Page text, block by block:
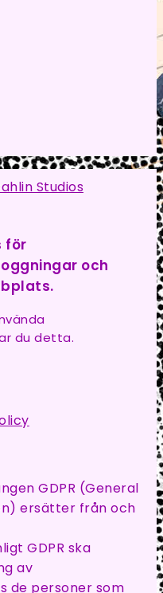
Studios
för
och
du detta.
GDPR (General
ersätter från och
GDPR ska
av
de personer som